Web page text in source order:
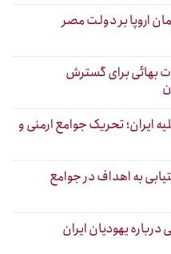
اروپا بر دولت مصر
بهائی برای گسترش
ایران؛ تحریک جوامع ارمنی و
به اهداف در جوامع
یهودیان ایران